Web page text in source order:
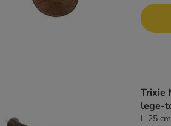
Trixie
lege-
L 25